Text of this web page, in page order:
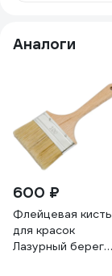
Аналоги
600 ₽
Флейцевая кисть
для красок
Лазурный берег